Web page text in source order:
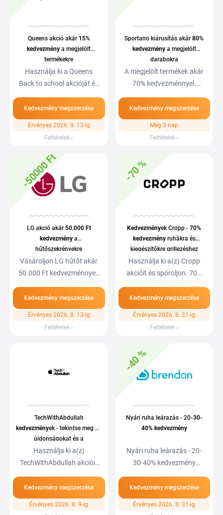
Queens akció akár 15%
kedvezmény a megjelölt
termékekre
Használja ki a Queens
Back to school akcióját és
Kedvezmény megszerzése
Érvényes 2026. 9. 13-ig
Feltételek
Sportano kiárusítás akár80%
kedvezménya megjelölt
darabokra
A megjelölt termékek akár
70% kedvezménnyel.
Kedvezmény megszerzése
Még 3 nap
Feltételek
-50000 Ft
LG akció akár 50.000 Ft
kedvezmény a
hűtőszekrényekre
Vásároljon LG hűtőt akár
50.000 Ft kedvezménnyel.
Kedvezmény megszerzése
Érvényes 2026. 8. 13-ig
Feltételek
-70 %
Kedvezmények Cropp -70%
kedvezményruhákra és
kiegészítőkre grillezéshez
férfiaknak
Használja ki a(z) Cropp
akcióit és spóroljon. 70%
Kedvezmény megszerzése
Érvényes 2026. 8. 31-ig
Feltételek
TechWithAbdullah
kedvezmények - tekintse meg az
újdonságokat és a
kedvezményeket
Használja ki a(z)
TechWithAbdullah akcióit
Kedvezmény megszerzése
Érvényes 2026. 8. 9-ig
-40 %
Nyári ruha leárazás - 20-30-
40% kedvezmény
Nyári ruha leárazás - 20-
30-40% kedvezmény
Kedvezmény megszerzése
Érvényes 2026. 8. 31-ig